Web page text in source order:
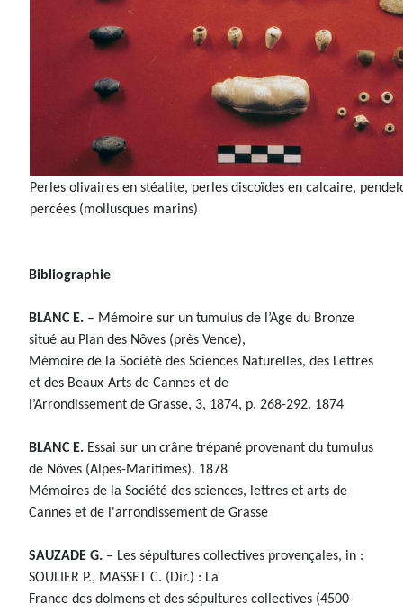
Perles olivaires en stéatite, perles discoïdes en calcaire,
percées (mollusques marins)
Bibliographie
BLANC E. – Mémoire sur un tumulus de l’Age du Bronze
situé au Plan des Nôves (près Vence),
Mémoire de la Société des Sciences Naturelles, des Lettres
et des Beaux-Arts de Cannes et de
l’Arrondissement de Grasse, 3, 1874, p. 268-292. 1874
BLANC E. Essai sur un crâne trépané provenant du tumulus
de Nôves (Alpes-Maritimes). 1878
Mémoires de la Société des sciences, lettres et arts de
Cannes et de l'arrondissement de Grasse
SAUZADE G. – Les sépultures collectives provençales, in :
SOULIER P., MASSET C. (Dir.) : La
France des dolmens et des sépultures collectives (4500-